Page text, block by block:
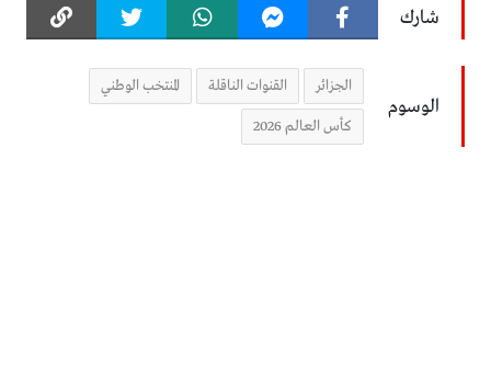
شارك
الوسوم
الجزائر القنوات الناقلة المنتخب الوطني
كأس العالم 2026